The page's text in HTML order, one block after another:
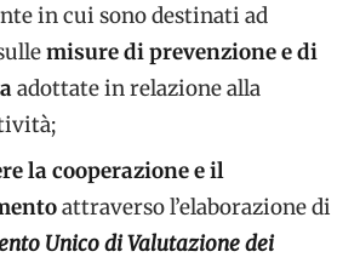
in cui sono destinati ad
misure di prevenzione e di
adottate in relazione alla
la cooperazione e il
attraverso l’elaborazione di
Unico di Valutazione dei